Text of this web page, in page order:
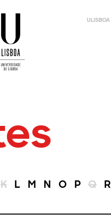
ULISBOA
K L M N O P Q R